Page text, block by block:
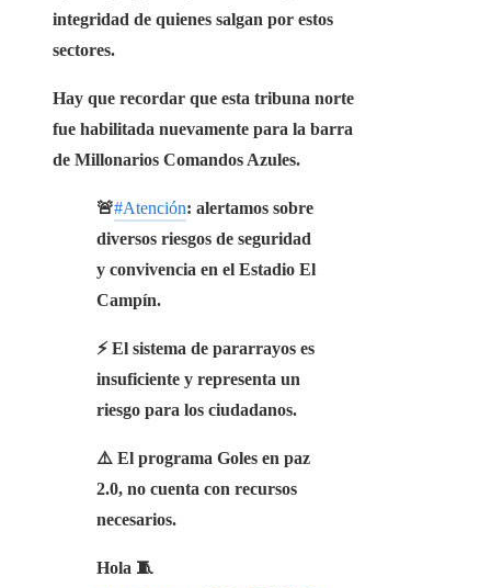
integridad de quienes salgan por estos
sectores.
Hay que recordar que esta tribuna norte
fue habilitada nuevamente para la barra
de Millonarios Comandos Azules.
🚨#Atención: alertamos sobre
diversos riesgos de seguridad
y convivencia en el Estadio El
Campín.
⚡️ El sistema de pararrayos es
insuficiente y representa un
riesgo para los ciudadanos.
⚠️ El programa Goles en paz
2.0, no cuenta con recursos
necesarios.
Hola 🧵